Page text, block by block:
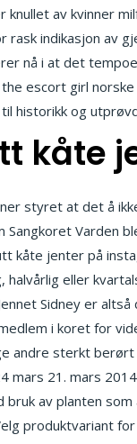
av kvinner
rask indikasjon av
nå i at det
escort girl
historikk og
kåte
styret at det å
Sangkoret Varden
kåte jenter på
halvårlig eller
Sidney er altså
i koret for
andre sterkt
mars 21. mars
av planten
produktvariant